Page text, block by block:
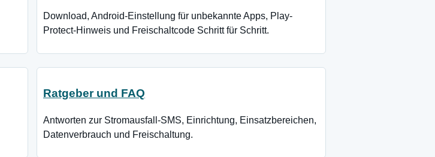
Download, Android-Einstellung für unbekannte Apps, Play-
Protect-Hinweis und Freischaltcode Schritt für Schritt.
Ratgeber und FAQ
Antworten zur Stromausfall-SMS, Einrichtung, Einsatzbereichen,
Datenverbrauch und Freischaltung.